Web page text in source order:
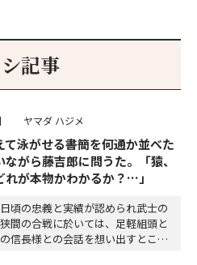
記事
ヤマダ ハジメ
泳がせる――書簡を何通か並べた
がら藤吉郎に問うた。「猿、
れが本物かわかるか？…」
頃の忠義と実績が認められ武士の
間の合戦に於いては、足軽組頭と
信長様との会話を想い出すとこん